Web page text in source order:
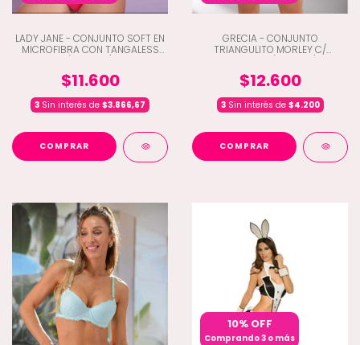
LADY JANE - CONJUNTO SOFT EN
MICROFIBRA CON TANGALESS
$11.600
3 Sin interés de $3.866,67
COMPRAR
GRECIA - CONJUNTO
TRIANGULITO MORLEY C/
$12.600
3Sin interés de $4.200
COMPRAR
10% OFF
Comprando 3 o más